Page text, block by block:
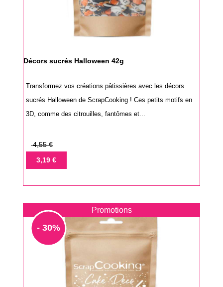
Décors sucrés Halloween 42g
Transformez vos créations pâtissières avec les décors
sucrés Halloween de ScrapCooking ! Ces petits motifs en
3D, comme des citrouilles, fantômes et...
Prix
base
4,55 €
Prix3,19 €
Promotions
- 30%